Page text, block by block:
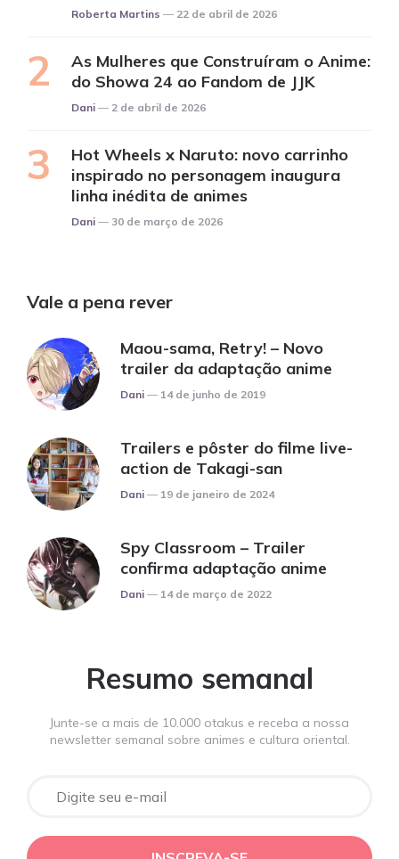
Posted
Roberta Martins 22 de abril de 2026
As Mulheres que Construíram o Anime:
do Showa 24 ao Fandom de JJK
Posted
Dani 2 de abril de 2026
Hot Wheels x Naruto: novo carrinho
inspirado no personagem inaugura
linha inédita de animes
Posted
Dani 30 de março de 2026
Vale a pena rever
Maou-sama, Retry! – Novo
trailer da adaptação anime
Posted
Dani 14 de junho de 2019
Trailers e pôster do filme live-
action de Takagi-san
Posted
Dani 19 de janeiro de 2024
Spy Classroom – Trailer
confirma adaptação anime
Posted
Dani 14 de março de 2022
Resumo semanal
Junte-se a mais de 10.000 otakus e receba a nossa
newsletter semanal sobre animes e cultura oriental.